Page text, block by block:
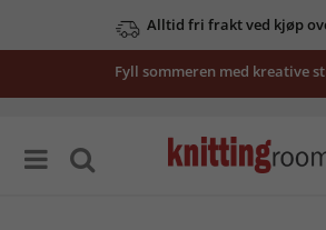
Se våre tilbud her
Fyll sommeren med kreative